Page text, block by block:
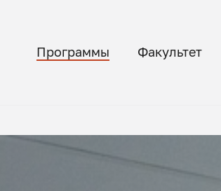
Программы Факультет